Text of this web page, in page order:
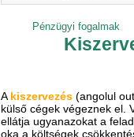
Pénzügyi fogalmak
A kiszervezés (angolul
külső cégek végeznek el.
ellátja ugyanazokat a
oka a költségek